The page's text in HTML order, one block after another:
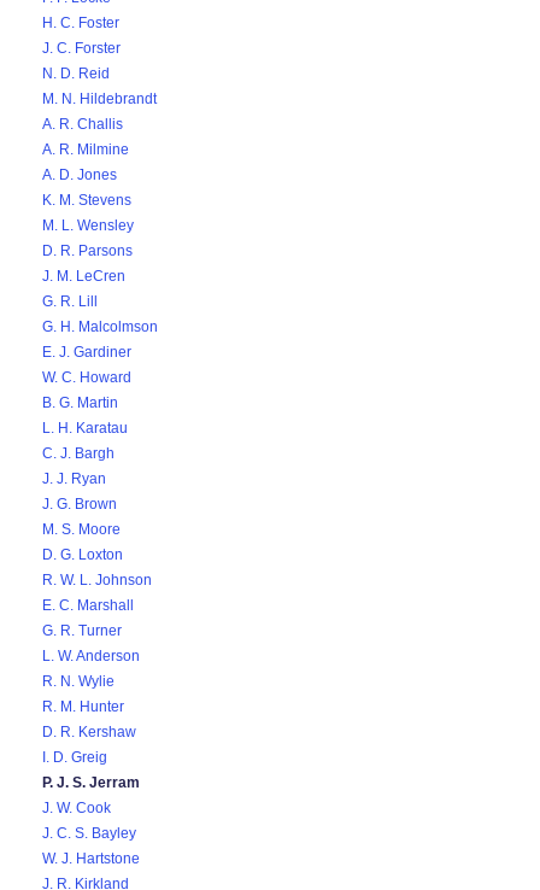
H. C. Foster
J. C. Forster
N. D. Reid
M. N. Hildebrandt
A. R. Challis
A. R. Milmine
A. D. Jones
K. M. Stevens
M. L. Wensley
D. R. Parsons
J. M. LeCren
G. R. Lill
G. H. Malcolmson
E. J. Gardiner
W. C. Howard
B. G. Martin
L. H. Karatau
C. J. Bargh
J. J. Ryan
J. G. Brown
M. S. Moore
D. G. Loxton
R. W. L. Johnson
E. C. Marshall
G. R. Turner
L. W. Anderson
R. N. Wylie
R. M. Hunter
D. R. Kershaw
I. D. Greig
P. J. S. Jerram
J. W. Cook
J. C. S. Bayley
W. J. Hartstone
J. R. Kirkland